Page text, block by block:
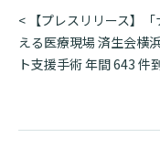
無料低額診療のご
東部病院の就労支
診療記録（カル
取材の申し
投
稿
ナ
ー
< 【プレスリリース】
える医療現場 済生会横
ト支援手術 年間 643 件